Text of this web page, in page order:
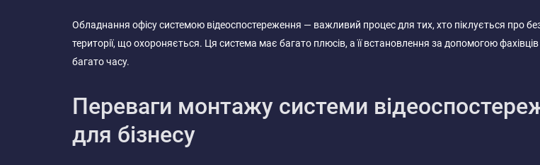
Обладнання офісу системою відеоспостереження — важливий процес для тих, хто піклується про
території, що охороняється. Ця система має багато плюсів, а її встановлення за допомогою
багато часу.
Переваги монтажу системи
для бізнесу